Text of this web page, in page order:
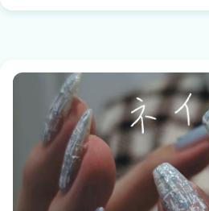
HOLOGRAM EYELASH EBISU
六本木駅 徒歩1分
HOLOGRAM NAIL代々木
代々木駅 徒歩1分